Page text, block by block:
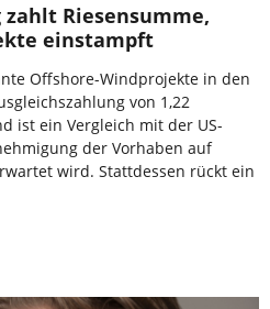
zahlt Riesensumme,
einstampft
Offshore-Windprojekte in den
von 1,22
ist ein Vergleich mit der US-
der Vorhaben auf
wird. Stattdessen rückt ein